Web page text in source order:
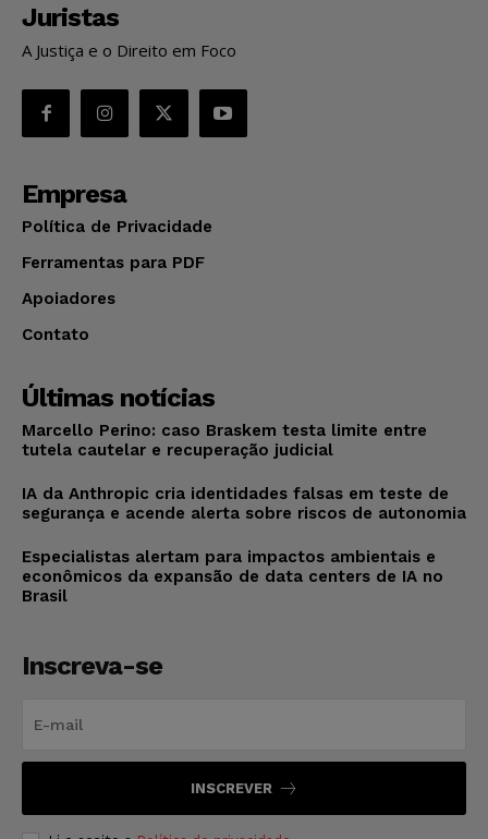
Juristas
A Justiça e o Direito em Foco
Empresa
Política de Privacidade
Ferramentas para PDF
Apoiadores
Contato
Últimas notícias
Marcello Perino: caso Braskem testa limite entre
tutela cautelar e recuperação judicial
IA da Anthropic cria identidades falsas em teste de
segurança e acende alerta sobre riscos de autonomia
Especialistas alertam para impactos ambientais e
econômicos da expansão de data centers de IA no
Brasil
Inscreva-se
INSCREVER